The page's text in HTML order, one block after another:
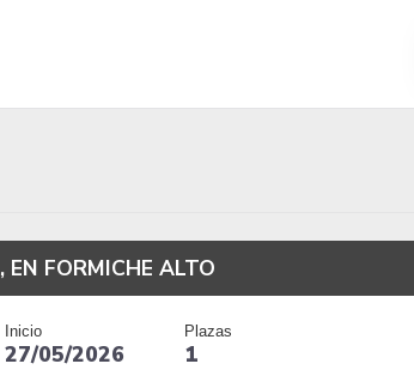
FORMICHE ALTO
Inicio
27/05/2026
Plazas
1